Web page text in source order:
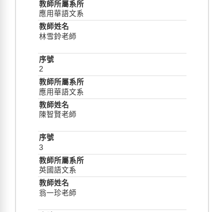
應用華語文系
林雪鈴老師
2
應用華語文系
陳智賢老師
3
英國語文系
翁一珍老師